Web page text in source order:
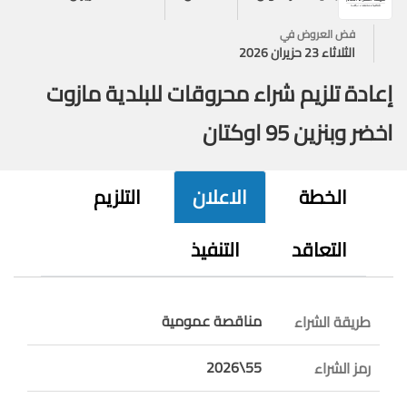
فض العروض في
الثلاثاء 23 حزيران 2026
إعادة تلزيم شراء محروقات للبلدية مازوت
اخضر وبنزين 95 اوكتان
الخطة الاعلان
التلزيم
التعاقد
التنفيذ
طريقة الشراء
مناقصة عمومية
رمز الشراء
55\2026